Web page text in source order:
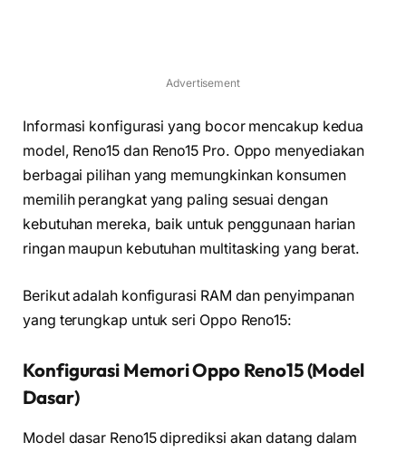
Advertisement
Informasi konfigurasi yang bocor mencakup kedua
model, Reno15 dan Reno15 Pro. Oppo menyediakan
berbagai pilihan yang memungkinkan konsumen
memilih perangkat yang paling sesuai dengan
kebutuhan mereka, baik untuk penggunaan harian
ringan maupun kebutuhan multitasking yang berat.
Berikut adalah konfigurasi RAM dan penyimpanan
yang terungkap untuk seri Oppo Reno15:
Konfigurasi Memori Oppo Reno15 (Model
Dasar)
Model dasar Reno15 diprediksi akan datang dalam